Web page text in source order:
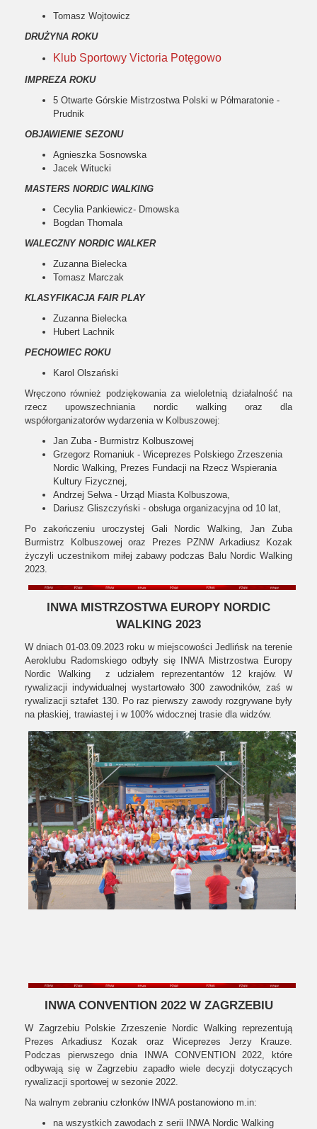
Tomasz Wojtowicz
DRUŻYNA ROKU
Klub Sportowy Victoria Potęgowo
IMPREZA ROKU
5 Otwarte Górskie Mistrzostwa Polski w Półmaratonie -
Prudnik
OBJAWIENIE SEZONU
Agnieszka Sosnowska
Jacek Witucki
MASTERS NORDIC WALKING
Cecylia Pankiewicz- Dmowska
Bogdan Thomala
WALECZNY NORDIC WALKER
Zuzanna Bielecka
Tomasz Marczak
KLASYFIKACJA FAIR PLAY
Zuzanna Bielecka
Hubert Lachnik
PECHOWIEC ROKU
Karol Olszański
Wręczono również podziękowania za wieloletnią działalność na
rzecz upowszechniania nordic walking oraz dla
współorganizatorów wydarzenia w Kolbuszowej:
Jan Zuba - Burmistrz Kolbuszowej
Grzegorz Romaniuk - Wiceprezes Polskiego Zrzeszenia
Nordic Walking, Prezes Fundacji na Rzecz Wspierania
Kultury Fizycznej,
Andrzej Selwa - Urząd Miasta Kolbuszowa,
Dariusz Gliszczyński - obsługa organizacyjna od 10 lat,
Po zakończeniu uroczystej Gali Nordic Walking, Jan Zuba
Burmistrz Kolbuszowej oraz Prezes PZNW Arkadiusz Kozak
życzyli uczestnikom miłej zabawy podczas Balu Nordic Walking
2023.
INWA MISTRZOSTWA EUROPY NORDIC
WALKING 2023
W dniach 01-03.09.2023 roku w miejscowości Jedlińsk na terenie
Aeroklubu Radomskiego odbyły się INWA Mistrzostwa Europy
Nordic Walking z udziałem reprezentantów 12 krajów. W
rywalizacji indywidualnej wystartowało 300 zawodników, zaś w
rywalizacji sztafet 130. Po raz pierwszy zawody rozgrywane były
na płaskiej, trawiastej i w 100% widocznej trasie dla widzów.
INWA CONVENTION 2022 W ZAGRZEBIU
W Zagrzebiu Polskie Zrzeszenie Nordic Walking reprezentują
Prezes Arkadiusz Kozak oraz Wiceprezes Jerzy Krauze.
Podczas pierwszego dnia INWA CONVENTION 2022, które
odbywają się w Zagrzebiu zapadło wiele decyzji dotyczących
rywalizacji sportowej w sezonie 2022.
Na walnym zebraniu członków INWA postanowiono m.in:
na wszystkich zawodach z serii INWA Nordic Walking